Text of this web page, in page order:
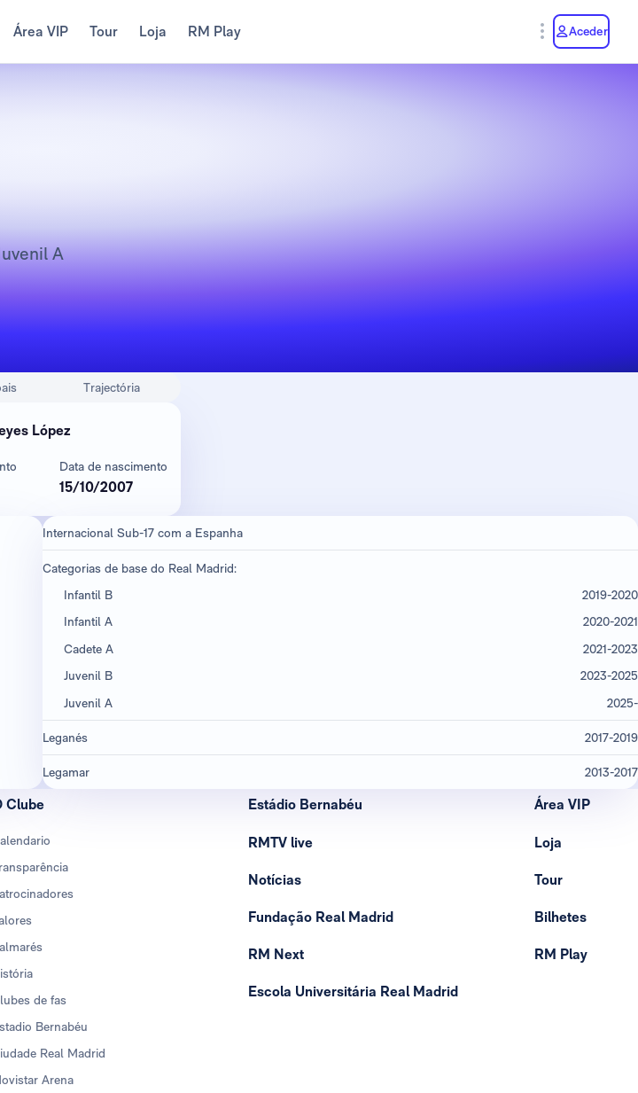
Área VIP Tour Loja RM Play Aceder
A
Trajectória
López
Data de nascimento
15/10/2007
Internacional Sub-17 com a Espanha
Categorias de base do Real Madrid:
Infantil B
2019-2020
Infantil A
2020-2021
Cadete A
2021-2023
Juvenil B
2023-2025
Juvenil A
2025-
Leganés 2017-2019
Legamar 2013-2017
Clube
de fas
Bernabéu
Real Madrid
Arena
Estádio Bernabéu
RMTV live
Notícias
Fundação Real Madrid
RM Next
Escola Universitária Real Madrid
Área VIP
Loja
Tour
Bilhetes
RM Play